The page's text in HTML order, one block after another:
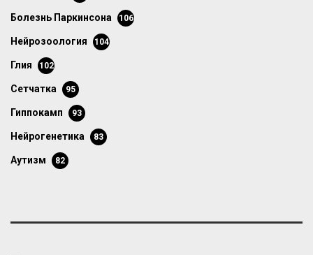
болезнь Паркинсона 106
нейрозоология 104
глия 102
сетчатка 95
гиппокамп 93
нейрогенетика 83
аутизм 82